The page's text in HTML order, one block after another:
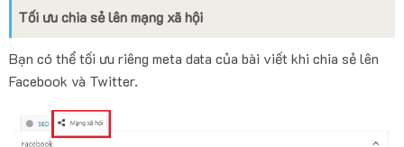
Tối ưu chia sẻ lên mạng xã hội
Bạn có thể tối ưu riêng meta data của bài viết khi chia sẻ lên
Facebook và Twitter.